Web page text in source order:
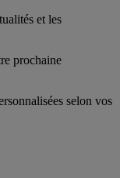
et les
prochaine
selon vos